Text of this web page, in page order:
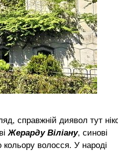
справжній диявол тут
Жерарду Віліану, синові
волосся. У народі